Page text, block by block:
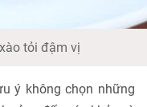
tỏi đậm vị
ý không chọn những